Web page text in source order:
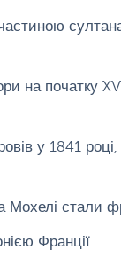
на початку
у 1841
стали
Франції.